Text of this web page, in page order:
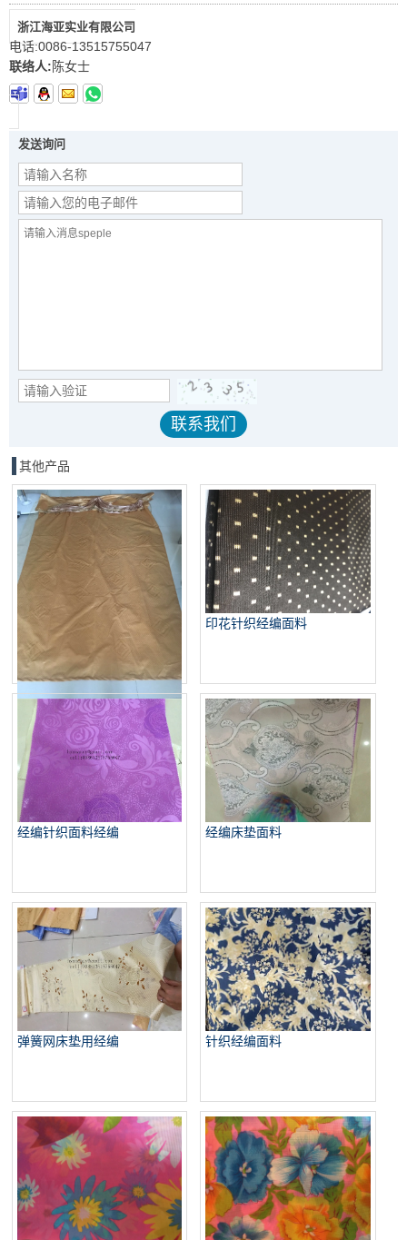
浙江海亚实业有限公司
电话:0086-13515755047
联络人:陈女士
发送询问
其他产品
经编窗帘
印花针织经编面料
经编针织面料经编 经编床垫面料
弹簧网床垫用经编 针织经编面料